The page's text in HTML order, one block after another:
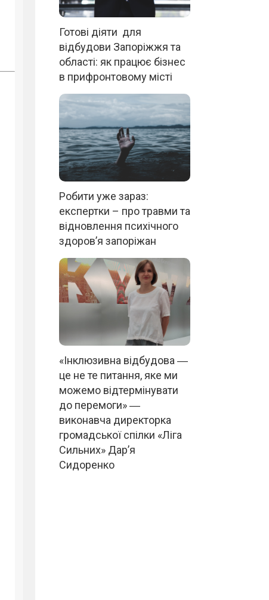
Готові діяти для
відбудови Запоріжжя та
області: як працює бізнес
в прифронтовому місті
Робити уже зараз:
експертки – про травми та
відновлення психічного
здоров’я запоріжан
«Інклюзивна відбудова ―
це не те питання, яке ми
можемо відтермінувати
до перемоги» ―
виконавча директорка
громадської спілки «Ліга
Сильних» Дар’я
Сидоренко